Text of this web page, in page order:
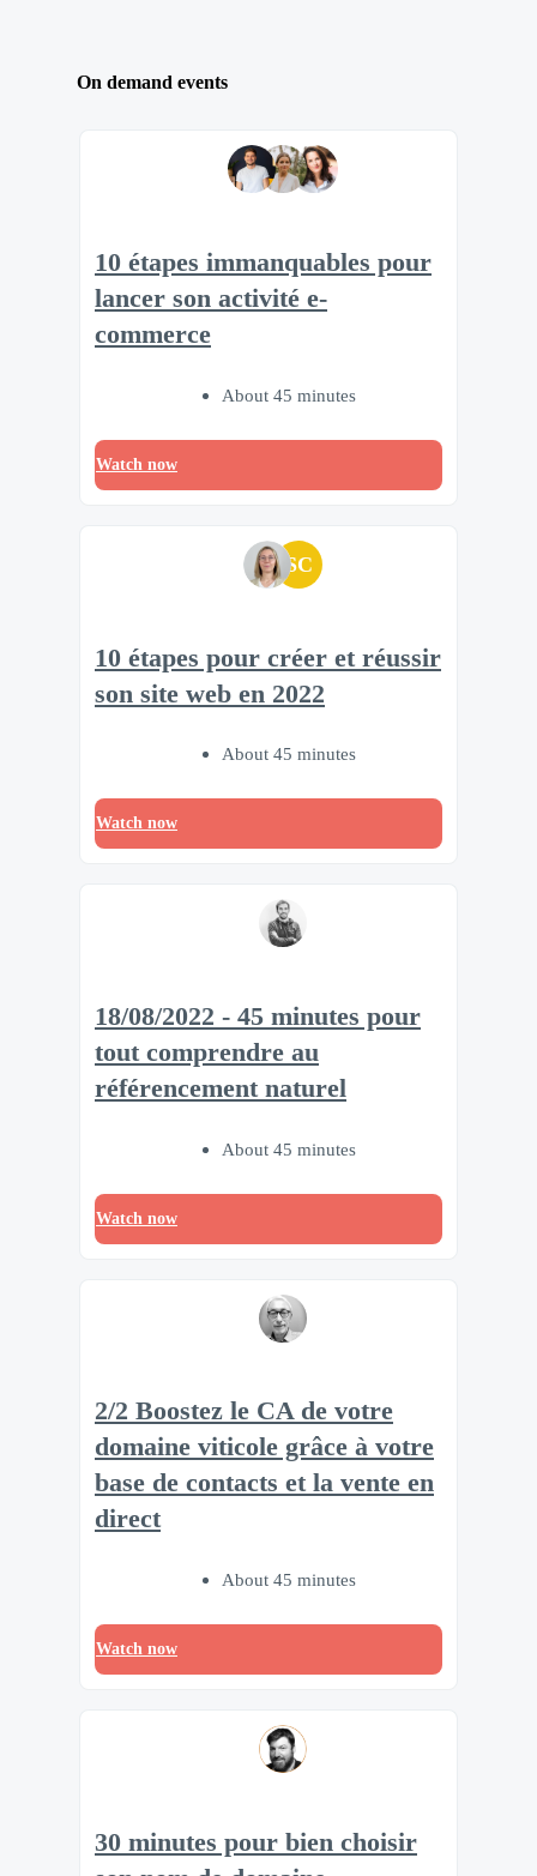
On demand events
10 étapes immanquables pour
lancer son activité e-
commerce
About 45 minutes
Watch now
SC
10 étapes pour créer et réussir
son site web en 2022
About 45 minutes
Watch now
18/08/2022 - 45 minutes pour
tout comprendre au
référencement naturel
About 45 minutes
Watch now
2/2 Boostez le CA de votre
domaine viticole grâce à votre
base de contacts et la vente en
direct
About 45 minutes
Watch now
30 minutes pour bien choisir